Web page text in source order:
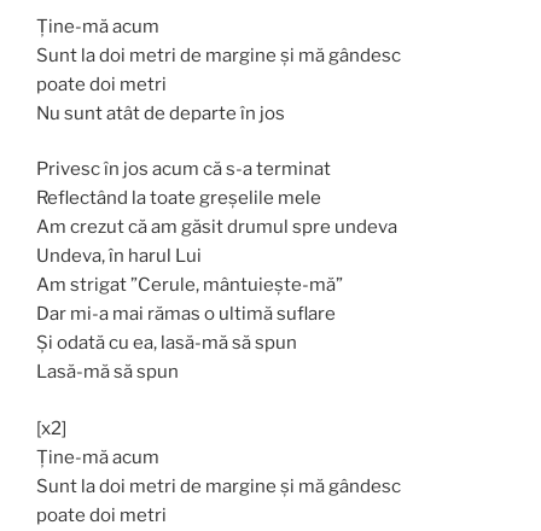
Ține-mă acum
Sunt la doi metri de margine și mă gândesc
poate doi metri
Nu sunt atât de departe în jos
Privesc în jos acum că s-a terminat
Reflectând la toate greșelile mele
Am crezut că am găsit drumul spre undeva
Undeva, în harul Lui
Am strigat ”Cerule, mântuiește-mă”
Dar mi-a mai rămas o ultimă suflare
Și odată cu ea, lasă-mă să spun
Lasă-mă să spun
[x2]
Ține-mă acum
Sunt la doi metri de margine și mă gândesc
poate doi metri